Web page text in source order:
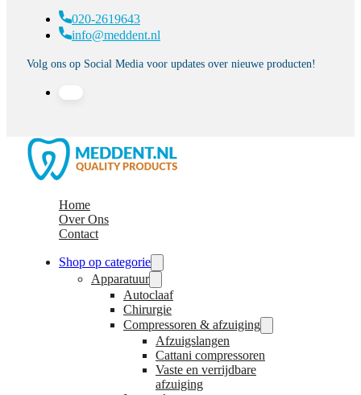
020-2619643
info@meddent.nl
Volg ons op Social Media voor updates over nieuwe producten!
Home
Over Ons
Contact
Shop op categorie
Apparatuur
Autoclaaf
Chirurgie
Compressoren & afzuiging
Afzuigslangen
Cattani compressoren
Vaste en verrijdbare
afzuiging